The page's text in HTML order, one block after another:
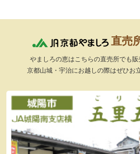
直売
やましろの恵はこちらの直売所でも販
京都山城・宇治にお越しの際はぜひお